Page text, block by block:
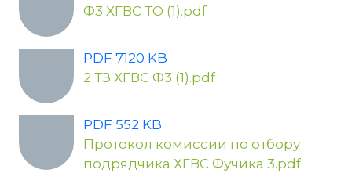
Ф3 ХГВС ТО (1).pdf
PDF 7120 KB
2 ТЗ ХГВС Ф3 (1).pdf
PDF 552 KB
Протокол комиссии по отбору
подрядчика ХГВС Фучика 3.pdf